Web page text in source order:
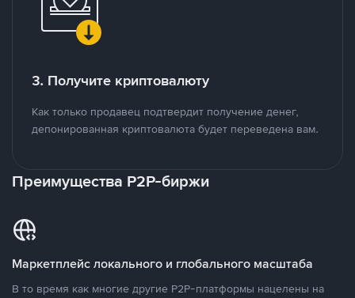
3. Получите криптовалюту
Как только продавец подтвердит получение денег,
депонированная криптовалюта будет переведена вам.
Преимущества P2P-биржи
Маркетплейс локального и глобального масштаба
В то время как многие другие P2P-платформы нацелены на